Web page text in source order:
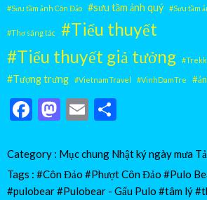
#Sưu tầm ảnh Côn Đảo
#sưu tầm ảnh quý #Sưu tầm
#Thơ sáng tác
#Tiểu thuyết
#Tiểu thuyết giả tưởng
#Tượng trưng #VietnamTravel #VinhDamTre
Facebook
Mastodon
Email
Category : Mục chung Nhật ký ngày mưa
Tags : #Côn Đảo #Phượt Côn Đảo #Pulo
#pulobear#Pulobear - Gấu Pulo #tâm lý